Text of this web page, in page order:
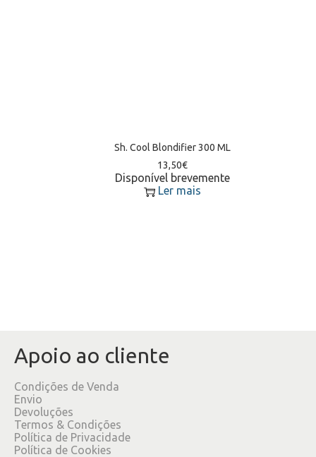
Sh. Cool Blondifier 300 ML
13,50€
Disponível brevemente
Ler mais
Apoio ao cliente
Condições de Venda
Envio
Devoluções
Termos & Condições
Política de Privacidade
Política de Cookies